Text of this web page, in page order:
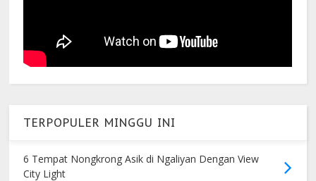
TERPOPULER MINGGU INI
6 Tempat Nongkrong Asik di Ngaliyan Dengan View
City Light